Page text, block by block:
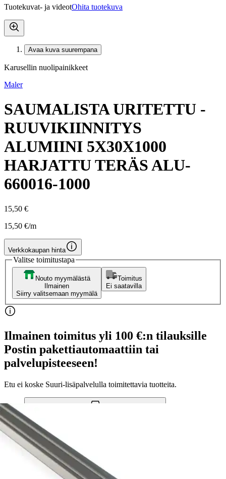
Tuotekuvat- ja videotOhita tuotekuva
Avaa kuva suurempana
Karusellin nuolipainikkeet
Maler
SAUMALISTA URITETTU -
RUUVIKIINNITYS
ALUMIINI 5X30X1000
HARJATTU TERÄS ALU-
660016-1000
15,50 €
15,50 €/m
Verkkokaupan hinta
Valitse toimitustapa
Nouto myymälästä
Ilmainen
Siirry valitsemaan myymälä
Toimitus
Ei saatavilla
Ilmainen toimitus yli 100 €:n tilauksille
Postin pakettiautomaattiin tai
palvelupisteeseen!
Etu ei koske Suuri‑lisäpalvelulla toimitettavia tuotteita.
Tarkista myymäläsaatavuus